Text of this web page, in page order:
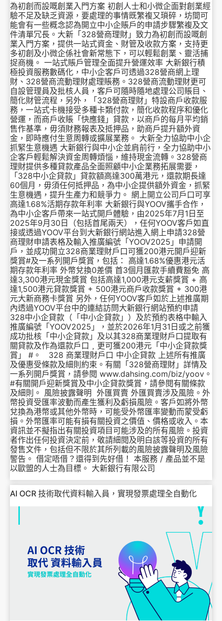
為初創而設嘅創業入門方案 初創人士和小微企面對創業經
驗不足及缺乏資源，要處理的事情既繁複又瑣碎，坊間可
能會有一些概念認為開立中小企賬戶的申請步驟繁複及文
件清單冗長。大新「328營商理財」致力為初創而設嘅創
業入門方案，提供一站式資金、財管及收款方案，支持更
多初創及小微企係社會新常態下，可以輕鬆創業、靈活捕
捉商機。 一站式賬戶管理全面提升營運效率 大新銀行積
極投資服務數碼化，中小企客戶可透過328營商網上理
財、328營商流動理財處理賬務。328營商流動理財更可
自設管理員及批核人員，客戶可隨時隨地處理公司賬目、
簡化財管流程，另外，「328營商理財」特設商戶收款服
務，一站式卡機接受多種卡類付款，簡化收款程序和優化
營運，而商戶收賬「快應錢」貸款，以商戶的每月平均銷
售作基準，毋須財務報表及抵押品，助商戶提升額外資
金，即時應付生意周轉或擴展業務。 大新全力協助中小企
抓緊生意機遇 大新銀行與中小企並肩前行，全力協助中小
企客戶輕鬆解決資金周轉煩惱，維持現金流轉。328營商
理財提供多種貸款產品全面照顧中小企業務拓展需要，
「328中小企貸款」貸款額高達300萬港元，還款期長達
60個月，毋須任何抵押品，為中小企提供額外資金，抓緊
生意機遇，提升生產力和競爭力。 網上開立公司戶口可享
高達1.68%活期存款年利率 大新銀行與YOOV攜手合作，
為中小企客戶帶來一站式開戶體驗，由2025年7月1日至
2025年9月30日（包括首尾兩天），任何YOOV客戶如直
接或透過YOOV平台到大新銀行網站進入網上申請328營
商理財申請表格及輸入推廣編號「YOOV2025」申請開
戶，並成功開立328商業理財戶口可獲200港元開戶迎新
獎賞#及一系列開戶獎賞，包括： 高達1.68%優惠港元活
期存款年利率 外幣兌換0差價 首3個月匯款手續費豁免 高
達3,300港元現金獎賞 包括高達1,000港元支薪獎賞 + 高
達1,500港元貸款獎賞 + 500港元商戶收款獎賞 + 300港
元大新商務卡獎賞 另外，任何YOOV客戶如於上述推廣期
內透過YOOV平台中的連結訪問大新銀行網站預約申請
328中小企貸款（「中小企貸款」）及於預約表格中輸入
推廣編號「YOOV2025」，並於2026年1月31日或之前獲
成功批核「中小企貸款」及以其328商業理財戶口提取有
關貸款及作為還款戶口﹐更可獲200港元「中小企貸款獎
賞」 #。 328 商業理財戶口 中小企貸款 上述所有推廣
及優惠受條款及細則約束。有關「328營商理財」詳情及
一系列開戶獎賞，請參閱 www.dahsing.com/biz/yoov。
#有關開戶迎新獎賞及中小企貸款獎賞，請參閱有關條款
及細則。 風險披露聲明 外匯買賣 外匯買賣涉及風險。外
幣投資受匯率波動而產生獲利及虧損風險。客戶如將外幣
兌換為港幣或其他外幣時，可能受外幣匯率變動而蒙受虧
損。外幣匯率可能有損有關投資之價值、價格或收入。本
資訊並不擬指出有關投資項目可能涉及的所有風險。投資
者作出任何投資決定前，敬請細閱及明白該等投資的所有
發售文件，包括但不限於其所列載的風險披露聲明及風險
警告。 借定唔借？還得到先好借！ 本服務 / 產品並不是
以歐盟的人士為目標。 大新銀行有限公司
AI OCR 技術取代資料輸入員，實現發票處理全自動化